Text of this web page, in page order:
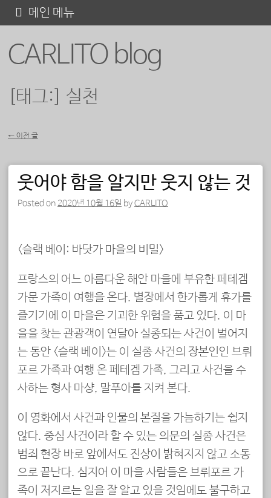
CARLITO blog
메인 메뉴
텐
[태그:] 실천
← 이전 글
웃어야 함을 알지만 웃지 않는 것
Posted on 2020년 10월 16일 byCARLITO
<슬랙 베이: 바닷가 마을의 비밀>
프랑스의 어느 아름다운 해안 마을에 부유한 페테겜
가문 가족이 여행을 온다. 별장에서 한가롭게 휴가를
즐기기에 이 마을은 기괴한 위험을 품고 있다. 이 마
을을 찾는 관광객이 연달아 실종되는 사건이 벌어지
는 동안 <슬랙 베이>는 이 실종 사건의 장본인인 브뤼
포르 가족과 여행 온 페테겜 가족, 그리고 사건을 수
사하는 형사 마샹, 말푸아를 지켜 본다.
이 영화에서 사건과 인물의 본질을 가늠하기는 쉽지
않다. 중심 사건이라 할 수 있는 의문의 실종 사건은
범죄 현장 바로 앞에서도 진상이 밝혀지지 않고 소동
으로 끝난다. 심지어 이 마을 사람들은 브뤼포르 가
족이 저지르는 일을 잘 알고 있을 것임에도 불구하고